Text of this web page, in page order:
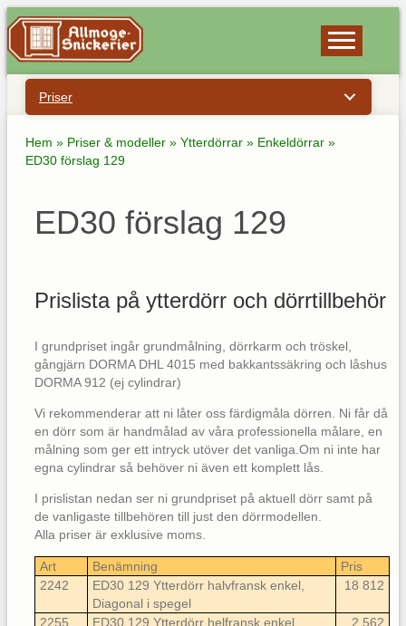
Priser
Hem » Priser & modeller » Ytterdörrar » Enkeldörrar »
ED30 förslag 129
ED30 förslag 129
Prislista på ytterdörr och dörrtillbehör
I grundpriset ingår grundmålning, dörrkarm och tröskel,
gångjärn DORMA DHL 4015 med bakkantssäkring och låshus
DORMA 912 (ej cylindrar)
Vi rekommenderar att ni låter oss färdigmåla dörren. Ni får då
en dörr som är handmålad av våra professionella målare, en
målning som ger ett intryck utöver det vanliga.Om ni inte har
egna cylindrar så behöver ni även ett komplett lås.
I prislistan nedan ser ni grundpriset på aktuell dörr samt på
de vanligaste tillbehören till just den dörrmodellen.
Alla priser är exklusive moms.
Art Benämning
Pris
2242
ED30 129 Ytterdörr halvfransk enkel,
Diagonal i spegel
18 812
2255
ED30 129 Ytterdörr helfransk enkel,
2 562